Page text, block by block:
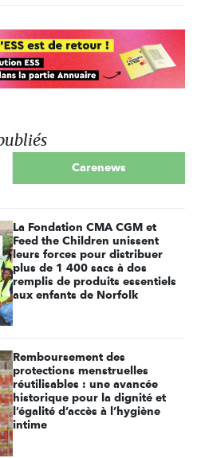
Carenews
La Fondation CMA CGM et
Feed the Children unissent
leurs forces pour distribuer
plus de 1 400 sacs à dos
remplis de produits essentiels
aux enfants de Norfolk
Remboursement des
protections menstruelles
réutilisables : une avancée
historique pour la dignité et
l’égalité d’accès à l’hygiène
intime